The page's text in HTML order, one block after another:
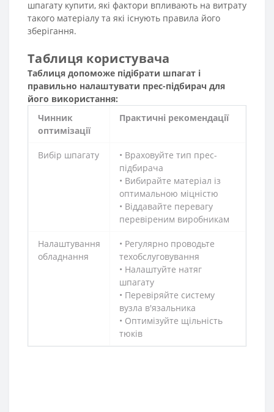
шпагату купити, які фактори впливають на витрату
такого матеріалу та які існують правила його
зберігання.
Таблиця користувача
Таблиця допоможе підібрати шпагат і
правильно налаштувати прес-підбирач для
його використання:
Чинник
оптимізації
Практичні рекомендації
Вибір шпагату
• Враховуйте тип прес-
підбирача
• Вибирайте матеріал із
оптимальною міцністю
• Віддавайте перевагу
перевіреним виробникам
Налаштування
обладнання
• Регулярно проводьте
техобслуговування
• Налаштуйте натяг
шпагату
• Перевіряйте систему
вузла в'язальника
• Оптимізуйте щільність
тюків